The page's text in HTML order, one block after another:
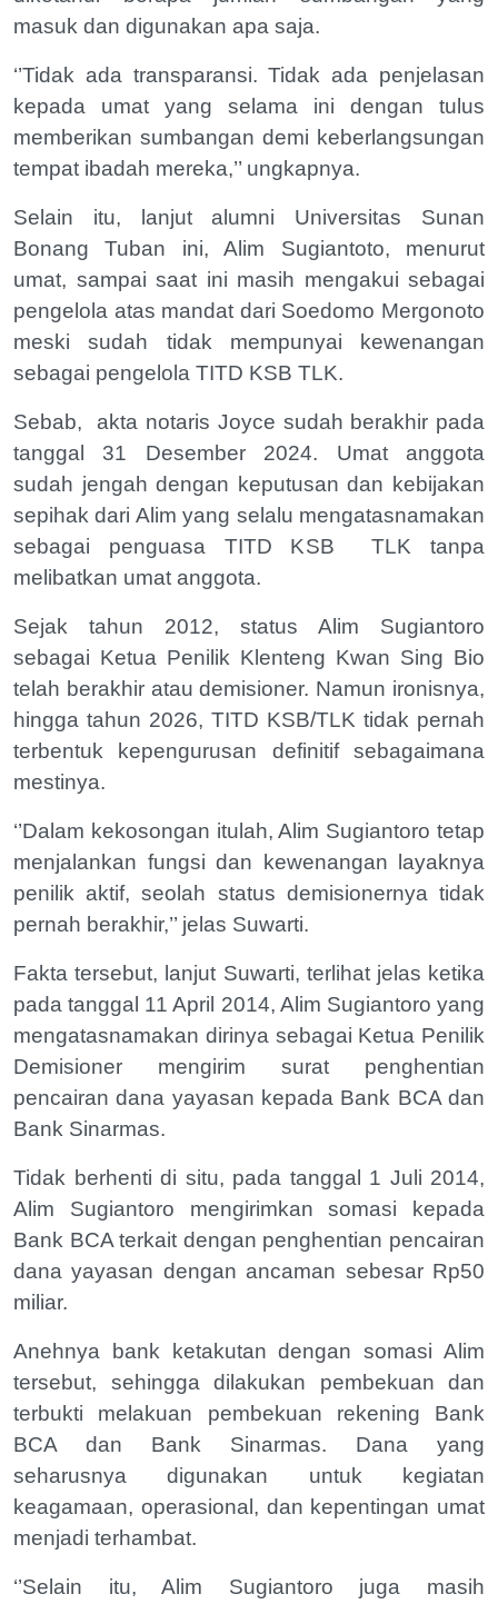
masuk dan digunakan apa saja.
‘’Tidak ada transparansi. Tidak ada penjelasan
kepada umat yang selama ini dengan tulus
memberikan sumbangan demi keberlangsungan
tempat ibadah mereka,’’ ungkapnya.
Selain itu, lanjut alumni Universitas Sunan
Bonang Tuban ini, Alim Sugiantoto, menurut
umat, sampai saat ini masih mengakui sebagai
pengelola atas mandat dari Soedomo Mergonoto
meski sudah tidak mempunyai kewenangan
sebagai pengelola TITD KSB TLK.
Sebab,
akta notaris Joyce sudah berakhir pada
tanggal 31 Desember 2024. Umat anggota
sudah jengah dengan keputusan dan kebijakan
sepihak dari Alim yang selalu mengatasnamakan
sebagai penguasa TITD KSB
TLK tanpa
melibatkan umat anggota.
Sejak tahun 2012, status Alim Sugiantoro
sebagai Ketua Penilik Klenteng Kwan Sing Bio
telah berakhir atau demisioner. Namun ironisnya,
hingga tahun 2026, TITD KSB/TLK tidak pernah
terbentuk kepengurusan definitif sebagaimana
mestinya.
‘’Dalam kekosongan itulah, Alim Sugiantoro tetap
menjalankan fungsi dan kewenangan layaknya
penilik aktif, seolah status demisionernya tidak
pernah berakhir,’’ jelas Suwarti.
Fakta tersebut, lanjut Suwarti, terlihat jelas ketika
pada tanggal 11 April 2014, Alim Sugiantoro yang
mengatasnamakan dirinya sebagai Ketua Penilik
Demisioner mengirim surat penghentian
pencairan dana yayasan kepada Bank BCA dan
Bank Sinarmas.
Tidak berhenti di situ, pada tanggal 1 Juli 2014,
Alim Sugiantoro mengirimkan somasi kepada
Bank BCA terkait dengan penghentian pencairan
dana yayasan dengan ancaman sebesar Rp50
miliar.
Anehnya bank ketakutan dengan somasi Alim
tersebut, sehingga dilakukan pembekuan dan
terbukti melakuan pembekuan rekening Bank
BCA dan Bank Sinarmas. Dana yang
seharusnya digunakan untuk kegiatan
keagamaan, operasional, dan kepentingan umat
menjadi terhambat.
‘’Selain itu, Alim Sugiantoro juga masih